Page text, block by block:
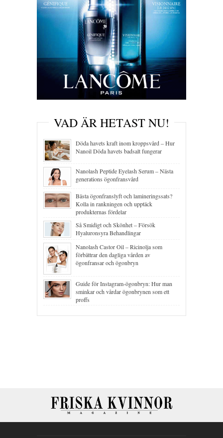
VAD ÄR HETAST NU!
Döda havets kraft inom kroppsvård – Hur
Nanoil Döda havets badsalt fungerar
Nanolash Peptide Eyelash Serum – Nästa
generations ögonfransvård
Bästa ögonfranslyft och lamineringssats?
Kolla in rankningen och upptäck
produkternas fördelar
Så Smidigt och Skönhet – Försök
Hyaluronsyra Behandlingar
Nanolash Castor Oil – Ricinolja som
förbättrar den dagliga vården av
ögonfransar och ögonbryn
Guide för Instagram-ögonbryn: Hur man
sminkar och vårdar ögonbrynen som ett
proffs